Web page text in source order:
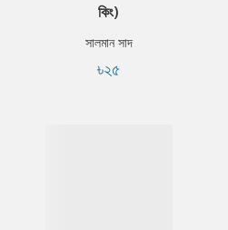
কিং)
সালমান সাদ
৳২৫